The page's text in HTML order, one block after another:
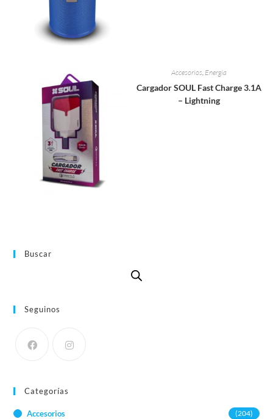
Accesorios Energia
Cargador SOUL Fast Charge 3.1A
– Lightning
Buscar
Seguinos
Categorías
Accesorios (204)